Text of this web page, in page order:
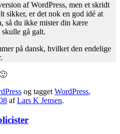
af WordPress, men et skridt
sikker, er det nok en god idé at
så du ikke mister din kære
gå galt.
på dansk, hvilket den endelige
og tagget WordPress,
afLars K Jensen.